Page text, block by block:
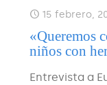
15 febrero,
«Queremos
niños con
Entrevista a